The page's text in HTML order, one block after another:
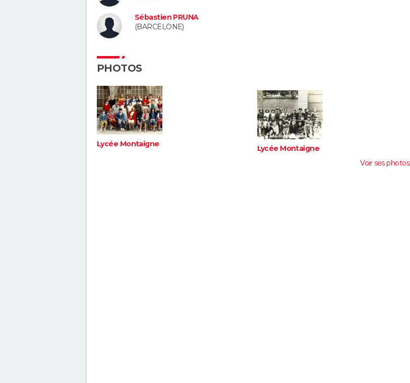
Sébastien PRUNA
(BARCELONE)
PHOTOS
Lycée Montaigne
Lycée Montaigne
Voir ses photos